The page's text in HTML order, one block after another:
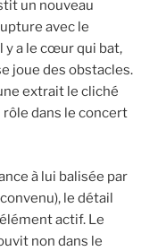
un nouveau
avec le
y a le cœur qui bat,
joue des obstacles.
extrait le cliché
dans le concert
à lui balisée par
le détail
actif. Le
non dans le